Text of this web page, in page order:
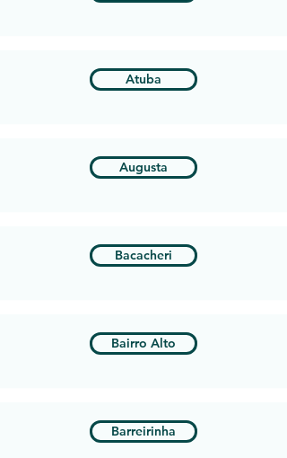
Atuba
Augusta
Bacacheri
Bairro Alto
Barreirinha